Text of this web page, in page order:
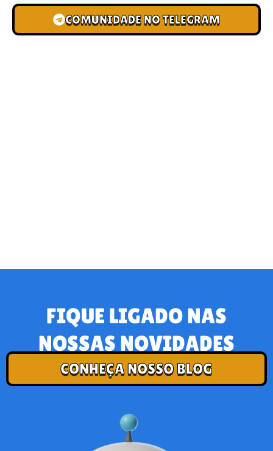
COMUNIDADE NO TELEGRAM
FIQUE LIGADO NAS
NOSSAS NOVIDADES
CONHEÇA NOSSO BLOG